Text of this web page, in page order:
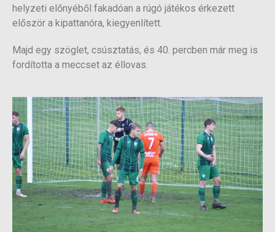
helyzeti előnyéből fakadóan a rúgó játékos érkezett
először a kipattanóra, kiegyenlített.
Majd egy szöglet, csúsztatás, és 40. percben már meg is
fordította a meccset az éllovas.